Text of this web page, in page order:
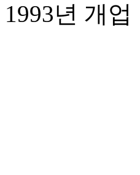
1993년 개업